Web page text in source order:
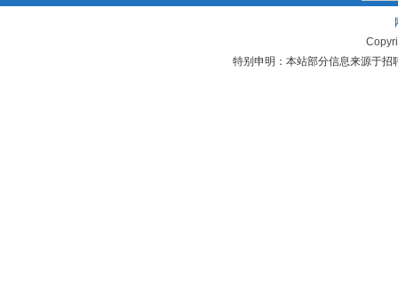
特别申明：本站部分信息来源于